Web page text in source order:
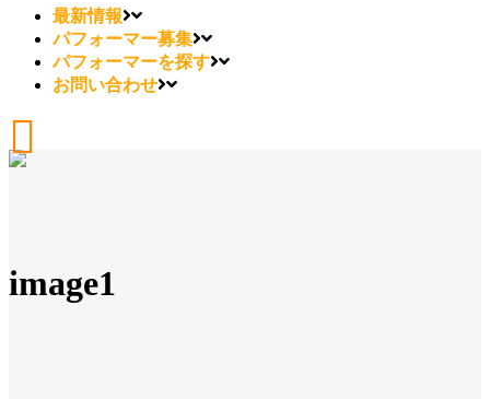
最新情報
パフォーマー募集
パフォーマーを探す
お問い合わせ
image1